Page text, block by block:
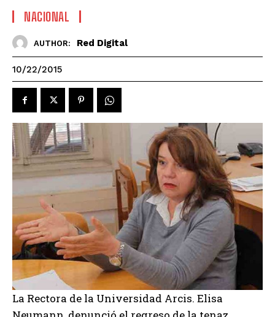
NACIONAL
AUTHOR: Red Digital
10/22/2015
La Rectora de la Universidad Arcis. Elisa